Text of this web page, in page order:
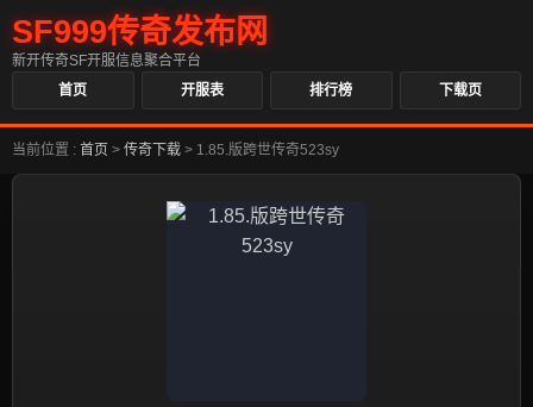
SF999传奇发布网
新开传奇SF开服信息聚合平台
首页
开服表 排行榜 下载页
当前位置 : 首页 > 传奇下载 > 1.85.版跨世传奇523sy